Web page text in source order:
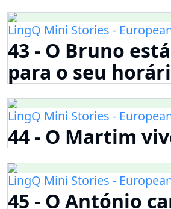
LingQ Mini Stories -
43 - O Bruno
para o seu
LingQ Mini Stories -
44 - O Martim
LingQ Mini Stories -
45 - O António